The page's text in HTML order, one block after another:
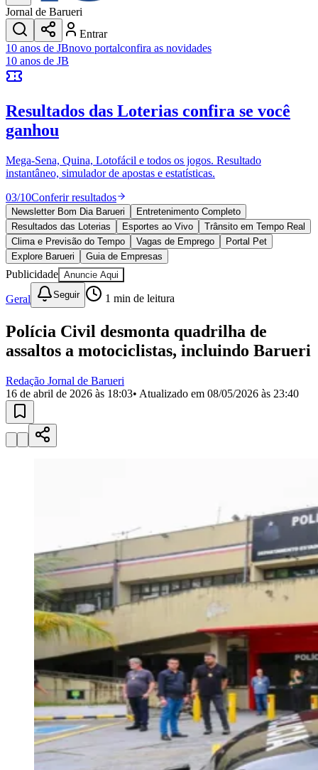
Transportes
Gastronomia
Cinema & Shows
JogosNovo
Anuncie no Portal
Cadastrar Empresa
Divulgar Vagas
Política
Esportes
Saúde
Segurança
Cultura
Meio Ambiente
Obras
Educação
Bairros de Barueri
Selecione sua região Para notícias da sua região
JubranBelvalBethavilleBoa
VistaCalifórniaCarapicuíbaCentroChácaras MarcoCidades da
Região
Militar
Califórnia Jardim dos Altos
Esperança Jardim Graziela
Pirapora
TamboréVale do SolVila Barros Vila Boa Vista
Vila Engenho Novo
Vila Nossa Sra. da
EscadaVila Porto
Votupoca
Para Sua Empresa
Anuncie no Portal
Guia de Empresas
Divulgar VagasNovo
Publicidade Legal
Negócios Regionais
Turismo
Segurança Regional
Hospitais Estaduais
Parques & Represas
Cidades da Região
Santana de Parnaíba
OsascoCarapicuíbaJandiraItapevi CotiaPirapora
do Bom JesusAraçariguama
Franco da
Jornal de Barueri
Entrar
10 anos de JBnovo portalconfira as novidades
10 anos de JB
Resultados das Loterias confira se você
ganhou
Mega-Sena, Quina, Lotofácil e todos os jogos. Resultado
instantâneo, simulador de apostas e estatísticas.
03/10Conferir resultados
Newsletter Bom Dia Barueri
Entretenimento Completo
Resultados das Loterias
Esportes ao Vivo
Trânsito em Tempo Real
Clima e Previsão do Tempo
Vagas de Emprego
Portal Pet
Explore Barueri
Guia de Empresas
Publicidade Anuncie Aqui
Geral Seguir 1 min de leitura
Polícia Civil desmonta quadrilha de
assaltos a motociclistas, incluindo Barueri
Redação Jornal de Barueri
16 de abril de 2026 às 18:03• Atualizado em 08/05/2026 às 23:40